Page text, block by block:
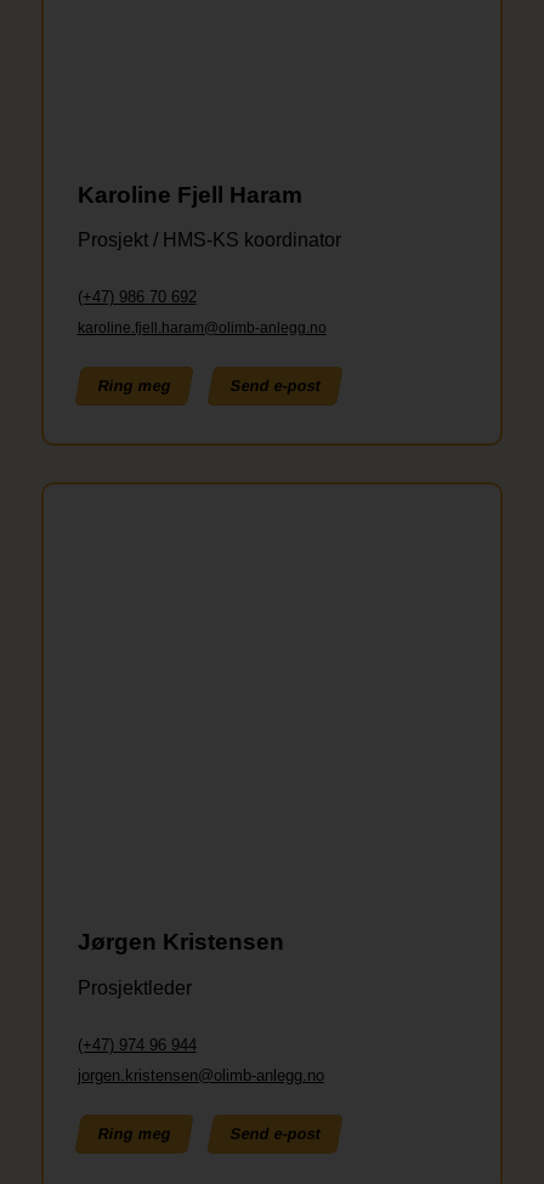
Karoline Fjell Haram
Prosjekt / HMS-KS koordinator
(+47) 986 70 692
karoline.fjell.haram@olimb-anlegg.no
Ring meg Send e-post
Jørgen Kristensen
Prosjektleder
(+47) 974 96 944
jorgen.kristensen@olimb-anlegg.no
Ring meg Send e-post